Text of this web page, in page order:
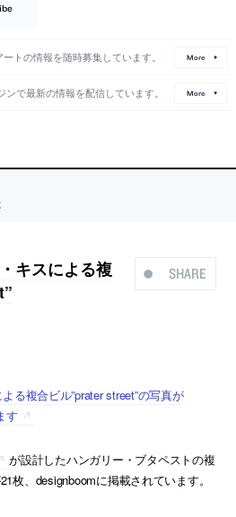
トの情報を随時募集しています。 More
ンで最新の情報を配信しています。 More
SHARE
キスによる複
る複合ビル”prater street”の写真が
す
が設計したハンガリー・ブタペストの複
枚、designboomに掲載されています。